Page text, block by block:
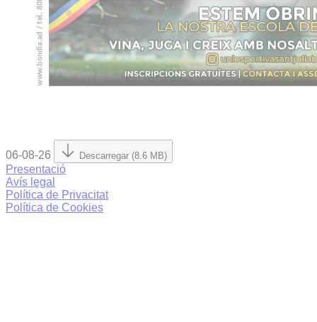
06-08-26 Descarregar (8.6 MB)
Presentació
Avís legal
Política de Privacitat
Política de Cookies